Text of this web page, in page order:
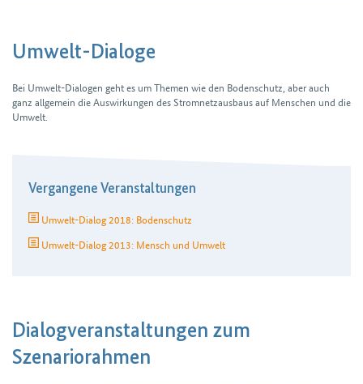
Umwelt-Dialoge
Bei Umwelt-Dialogen geht es um Themen wie den Bodenschutz, aber auch
ganz allgemein die Auswirkungen des Stromnetz­ausbaus auf Menschen und die
Umwelt.
Vergangene Veranstaltungen
Umwelt-Dialog 2018: Bodenschutz
Umwelt-Dialog 2013: Mensch und Umwelt
Dialog­veranstaltungen zum
Szenariorahmen